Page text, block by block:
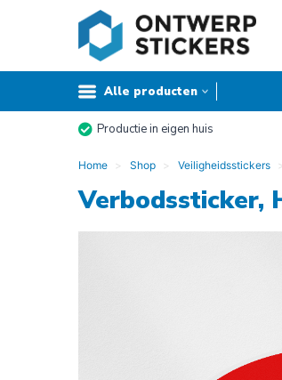
Alle producten
Productie in eigen huis
Home Shop Veiligheidsstickers
Verbodssticker,